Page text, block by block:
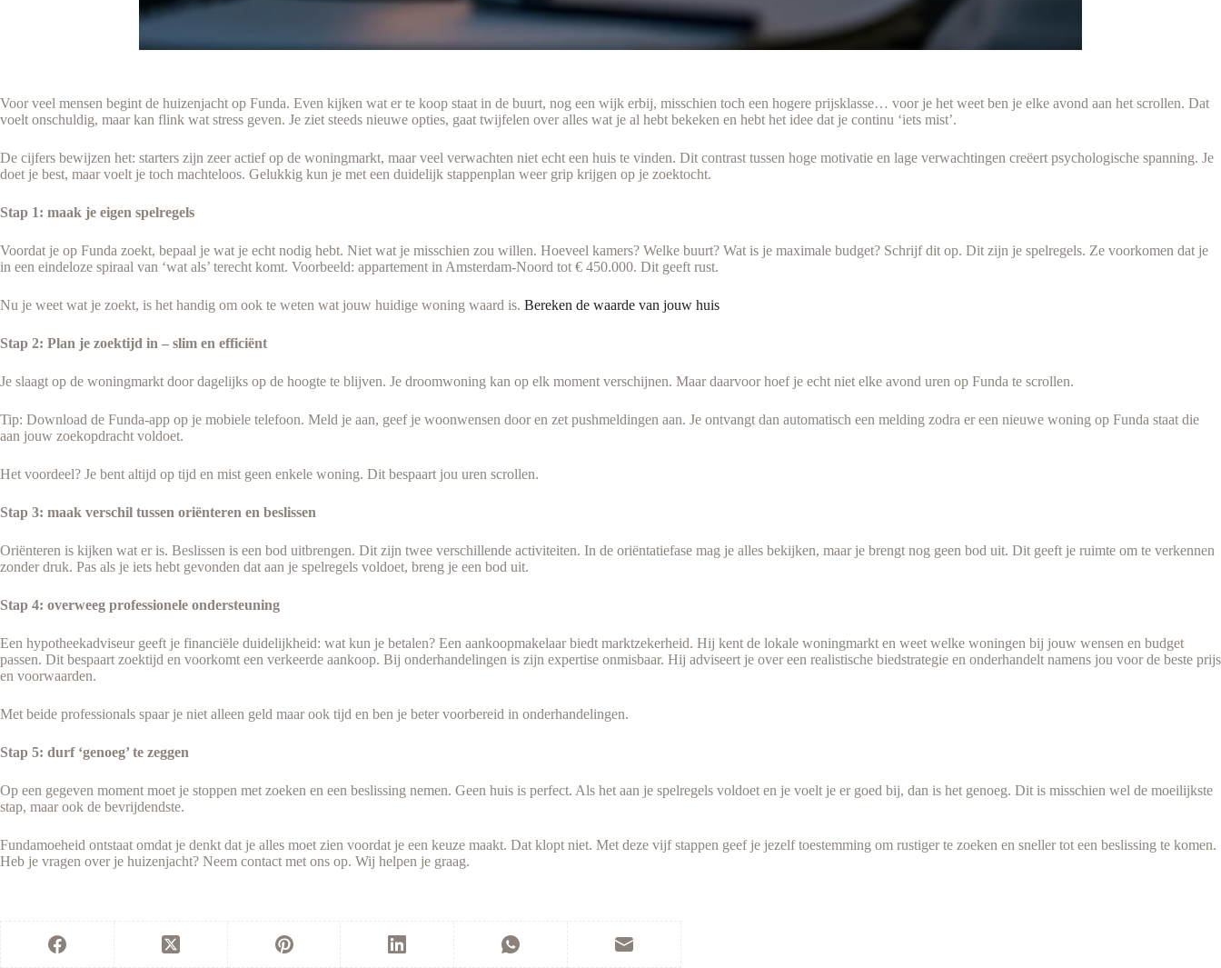
Voor veel mensen begint de huizenjacht op Funda. Even kijken wat er te koop staat in de buurt, nog een wijk erbij, misschien toch een hogere prijsklasse… voor je het weet ben je elke avond aan het scrollen. Dat
voelt onschuldig, maar kan flink wat stress geven. Je ziet steeds nieuwe opties, gaat twijfelen over alles wat je al hebt bekeken en hebt het idee dat je continu ‘iets mist’.
De cijfers bewijzen het: starters zijn zeer actief op de woningmarkt, maar veel verwachten niet echt een huis te vinden. Dit contrast tussen hoge motivatie en lage verwachtingen creëert psychologische spanning. Je
doet je best, maar voelt je toch machteloos. Gelukkig kun je met een duidelijk stappenplan weer grip krijgen op je zoektocht.
Stap 1: maak je eigen spelregels
Voordat je op Funda zoekt, bepaal je wat je echt nodig hebt. Niet wat je misschien zou willen. Hoeveel kamers? Welke buurt? Wat is je maximale budget? Schrijf dit op. Dit zijn je spelregels. Ze voorkomen dat je
in een eindeloze spiraal van ‘wat als’ terecht komt. Voorbeeld: appartement in Amsterdam-Noord tot € 450.000. Dit geeft rust.
Nu je weet wat je zoekt, is het handig om ook te weten wat jouw huidige woning waard is. Bereken de waarde van jouw huis
Stap 2: Plan je zoektijd in – slim en efficiënt
Je slaagt op de woningmarkt door dagelijks op de hoogte te blijven. Je droomwoning kan op elk moment verschijnen. Maar daarvoor hoef je echt niet elke avond uren op Funda te scrollen.
Tip: Download de Funda-app op je mobiele telefoon. Meld je aan, geef je woonwensen door en zet pushmeldingen aan. Je ontvangt dan automatisch een melding zodra er een nieuwe woning op Funda staat die
aan jouw zoekopdracht voldoet.
Het voordeel? Je bent altijd op tijd en mist geen enkele woning. Dit bespaart jou uren scrollen.
Stap 3: maak verschil tussen oriënteren en beslissen
Oriënteren is kijken wat er is. Beslissen is een bod uitbrengen. Dit zijn twee verschillende activiteiten. In de oriëntatiefase mag je alles bekijken, maar je brengt nog geen bod uit. Dit geeft je ruimte om te verkennen
zonder druk. Pas als je iets hebt gevonden dat aan je spelregels voldoet, breng je een bod uit.
Stap 4: overweeg professionele ondersteuning
Een hypotheekadviseur geeft je financiële duidelijkheid: wat kun je betalen? Een aankoopmakelaar biedt marktzekerheid. Hij kent de lokale woningmarkt en weet welke woningen bij jouw wensen en budget
passen. Dit bespaart zoektijd en voorkomt een verkeerde aankoop. Bij onderhandelingen is zijn expertise onmisbaar. Hij adviseert je over een realistische biedstrategie en onderhandelt namens jou voor de beste prijs
en voorwaarden.
Met beide professionals spaar je niet alleen geld maar ook tijd en ben je beter voorbereid in onderhandelingen.
Stap 5: durf ‘genoeg’ te zeggen
Op een gegeven moment moet je stoppen met zoeken en een beslissing nemen. Geen huis is perfect. Als het aan je spelregels voldoet en je voelt je er goed bij, dan is het genoeg. Dit is misschien wel de moeilijkste
stap, maar ook de bevrijdendste.
Fundamoeheid ontstaat omdat je denkt dat je alles moet zien voordat je een keuze maakt. Dat klopt niet. Met deze vijf stappen geef je jezelf toestemming om rustiger te zoeken en sneller tot een beslissing te komen.
Heb je vragen over je huizenjacht? Neem contact met ons op. Wij helpen je graag.